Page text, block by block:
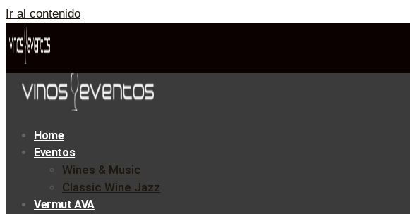
Ir al contenido
Home
Eventos
Wines & Music
Classic Wine Jazz
Vermut AVA